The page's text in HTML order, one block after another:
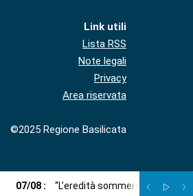
Link utili
Lista RSS
Note legali
Privacy
Area riservata
©2025 Regione Basilicata
07/08 : “L’eredità sommersa”: un